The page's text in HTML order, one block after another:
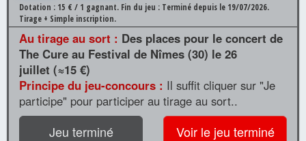
Dotation : 15 € / 1 gagnant. Fin du jeu : Terminé depuis le 19/07/2026.
Tirage + Simple inscription.
Au tirage au sort : Des places pour le concert de
The Cure au Festival de Nîmes (30) le 26
juillet (≈15 €)
Principe du jeu-concours : Il suffit cliquer sur "Je
participe" pour participer au tirage au sort..
Jeu terminé Voir le jeu terminé